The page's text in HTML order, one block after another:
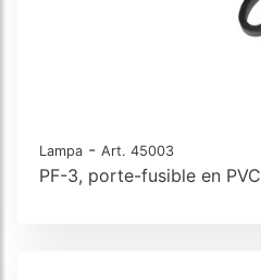
Lampa - Art. 45003
PF-3, porte-fusible en PVC